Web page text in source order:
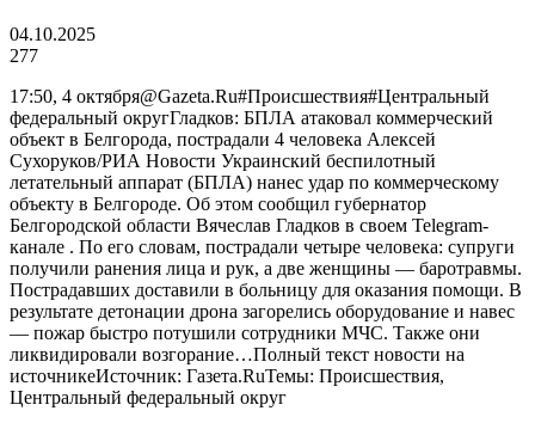
04.10.2025
277
17:50, 4 октября@Gazeta.Ru#Происшествия#Центральный
федеральный округГладков: БПЛА атаковал коммерческий
объект в Белгорода, пострадали 4 человека Алексей
Сухоруков/РИА Новости Украинский беспилотный
летательный аппарат (БПЛА) нанес удар по коммерческому
объекту в Белгороде. Об этом сообщил губернатор
Белгородской области Вячеслав Гладков в своем Telegram-
канале . По его словам, пострадали четыре человека: супруги
получили ранения лица и рук, а две женщины — баротравмы.
Пострадавших доставили в больницу для оказания помощи. В
результате детонации дрона загорелись оборудование и навес
— пожар быстро потушили сотрудники МЧС. Также они
ликвидировали возгорание…Полный текст новости на
источникеИсточник: Газета.RuТемы: Происшествия,
Центральный федеральный округ